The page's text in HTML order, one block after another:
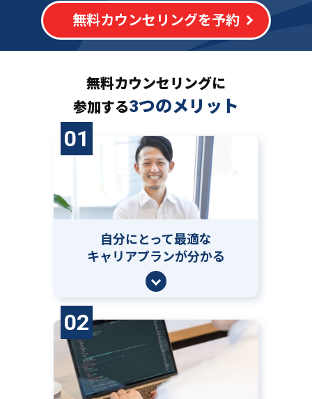
無料カウンセリングを予約
無料カウンセリングに
参加する3つのメリット
01
自分にとって最適な
キャリアプランが分かる
02